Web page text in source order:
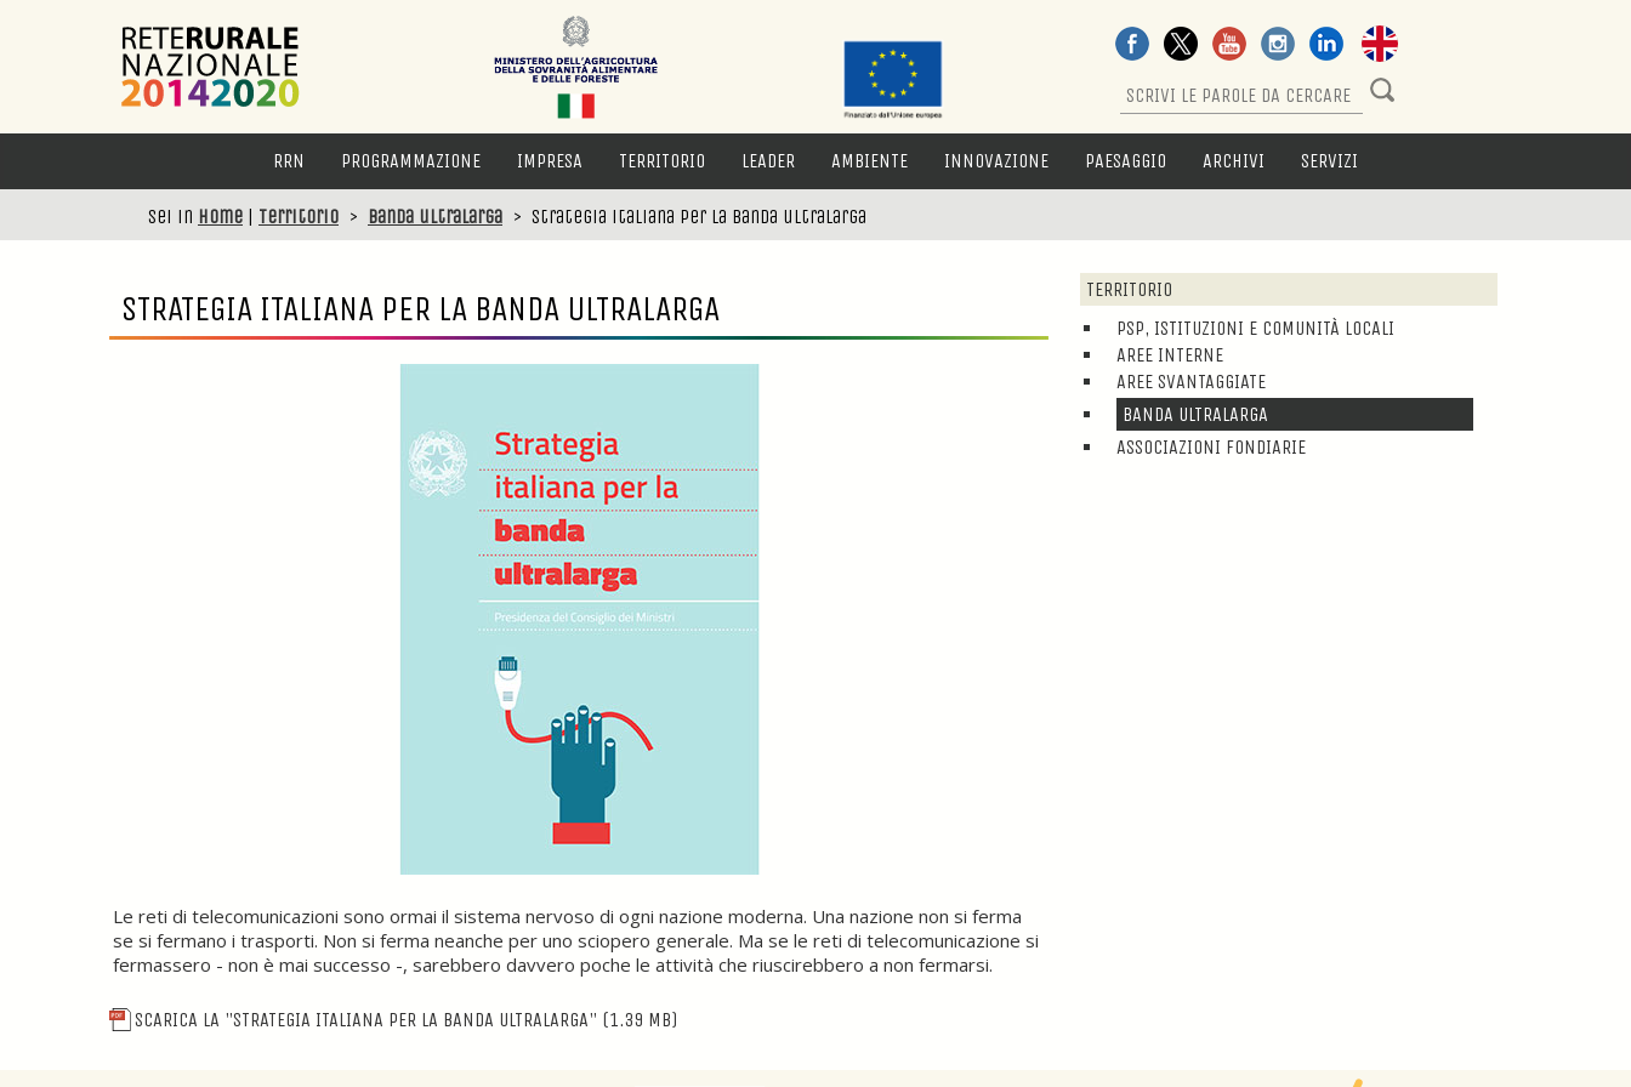
RRN PROGRAMMAZIONE IMPRESA TERRITORIO LEADER AMBIENTE INNOVAZIONE PAESAGGIO ARCHIVI SERVIZI
Sei in Home | Territorio > Banda ultralarga > Strategia italiana per la banda ultralarga
STRATEGIA ITALIANA PER LA BANDA ULTRALARGA
Le reti di telecomunicazioni sono ormai il sistema nervoso di ogni nazione moderna. Una nazione non si ferma
se si fermano i trasporti. Non si ferma neanche per uno sciopero generale. Ma se le reti di telecomunicazione si
fermassero - non è mai successo -, sarebbero davvero poche le attività che riuscirebbero a non fermarsi.
SCARICA LA "STRATEGIA ITALIANA PER LA BANDA ULTRALARGA" (1.39 MB)
TERRITORIO
PSP, ISTITUZIONI E COMUNITÀ LOCALI
AREE INTERNE
AREE SVANTAGGIATE
BANDA ULTRALARGA
ASSOCIAZIONI FONDIARIE